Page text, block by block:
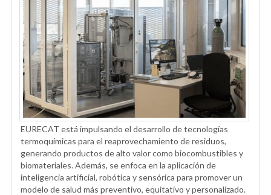
EURECAT está impulsando el desarrollo de tecnologías
termoquímicas para el reaprovechamiento de residuos,
generando productos de alto valor como biocombustibles y
biomateriales. Además, se enfoca en la aplicación de
inteligencia artificial, robótica y sensórica para promover un
modelo de salud más preventivo, equitativo y personalizado.